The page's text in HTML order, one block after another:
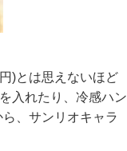
)とは思えないほど
入れたり、冷感ハン
、サンリオキャラ